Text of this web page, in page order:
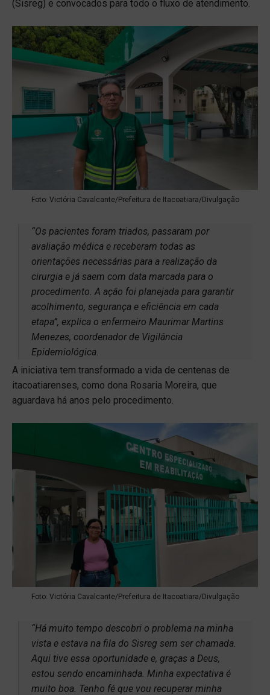
(Sisreg) e convocados para todo o fluxo de atendimento.
Foto: Victória Cavalcante/Prefeitura de Itacoatiara/Divulgação
“Os pacientes foram triados, passaram por
avaliação médica e receberam todas as
orientações necessárias para a realização da
cirurgia e já saem com data marcada para o
procedimento. A ação foi planejada para garantir
acolhimento, segurança e eficiência em cada
etapa”, explica o enfermeiro Maurimar Martins
Menezes, coordenador de Vigilância
Epidemiológica.
A iniciativa tem transformado a vida de centenas de
itacoatiarenses, como dona Rosaria Moreira, que
aguardava há anos pelo procedimento.
Foto: Victória Cavalcante/Prefeitura de Itacoatiara/Divulgação
“Há muito tempo descobri o problema na minha
vista e estava na fila do Sisreg sem ser chamada.
Aqui tive essa oportunidade e, graças a Deus,
estou sendo encaminhada. Minha expectativa é
muito boa. Tenho fé que vou recuperar minha